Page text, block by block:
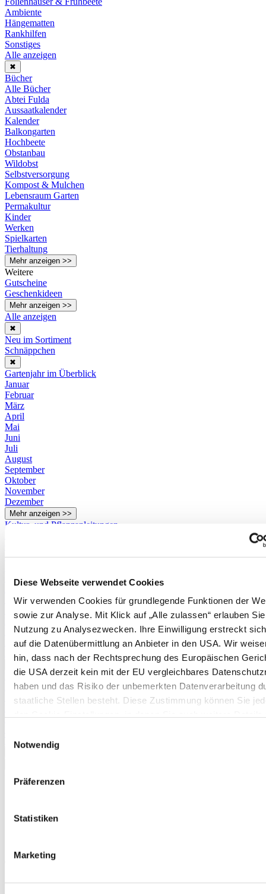
Diese Webseite verwendet Cookies
Wir verwenden Cookies für grundlegende Funktionen der
sowie zur Analyse. Mit Klick auf „Alle zulassen“ erlauben
Nutzung zu Analysezwecken. Ihre Einwilligung erstreckt
auf die Datenübermittlung an Anbieter in den USA. Wir
hin, dass nach der Rechtsprechung des Europäischen
die USA derzeit kein mit der EU vergleichbares
haben und das Risiko der unbemerkten Datenverarbeitung
staatliche Stellen besteht. Diese Zustimmung können Sie
Informationen zu Cookies finden Sie in
Notwendig
Präferenzen
Statistiken
Marketing
Ambiente
Hängematten
Rankhilfen
Sonstiges
Alle anzeigen
✖
Bücher
Alle Bücher
Abtei Fulda
Aussaatkalender
Kalender
Balkongarten
Hochbeete
Obstanbau
Wildobst
Selbstversorgung
Kompost & Mulchen
Lebensraum Garten
Permakultur
Kinder
Werken
Spielkarten
Tierhaltung
Mehr anzeigen >>
Weitere
Gutscheine
Geschenkideen
Mehr anzeigen >>
Alle anzeigen
✖
Neu im Sortiment
Schnäppchen
✖
Gartenjahr im Überblick
Januar
Februar
März
April
Mai
Juni
Juli
August
September
Oktober
November
Dezember
Mehr anzeigen >>
Kultur- und Pflanzanleitungen
Schneiden von Weinreben
Rhabarber
Erdnüsse
Spargel (aus Pflänzchen)
Stachelbeeren
Kartoffeln
Pflanzanleitung und Befruchtertabelle für Apfelbäume
Pflanzanleitung und Befruchtertabelle für Birnbäume
Pflanzkartoffeltabelle
Mehr anzeigen >>
Pflanzkartoffeltabelle
Boden & Düngung
Düngertabelle
Mulchen im Garten
Terra Preta
Mehr anzeigen >>
Zurück
Mangold